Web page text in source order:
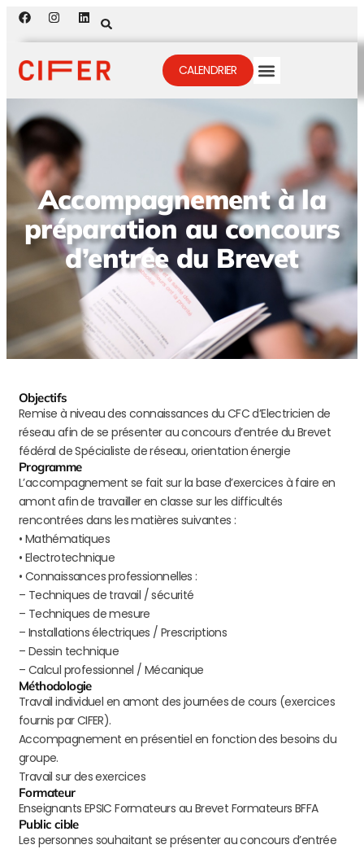
CALENDRIER
Accompagnement à la
préparation au concours
d’entrée du Brevet
Objectifs
Remise à niveau des connaissances du CFC d’Electricien de
réseau afin de se présenter au concours d’entrée du Brevet
fédéral de Spécialiste de réseau, orientation énergie
Programme
L’accompagnement se fait sur la base d’exercices à faire en
amont afin de travailler en classe sur les difficultés
rencontrées dans les matières suivantes :
• Mathématiques
• Electrotechnique
• Connaissances professionnelles :
– Techniques de travail / sécurité
– Techniques de mesure
– Installations électriques / Prescriptions
– Dessin technique
– Calcul professionnel / Mécanique
Méthodologie
Travail individuel en amont des journées de cours (exercices
fournis par CIFER).
Accompagnement en présentiel en fonction des besoins du
groupe.
Travail sur des exercices
Formateur
Enseignants EPSIC Formateurs au Brevet Formateurs BFFA
Public cible
Les personnes souhaitant se présenter au concours d’entrée